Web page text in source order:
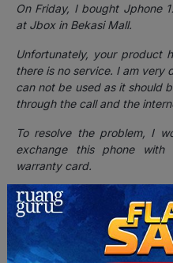
On Friday, I bought Jphone
at Jbox in Bekasi Mall.
Unfortunately, your product
there is no service. I am very
can not be used as it should
through the call and the
To resolve the problem, I
exchange this phone with
warranty card.
I look forward to your reply
at 081-000-111 or send me